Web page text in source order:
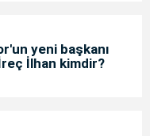
yeni başkanı
İlhan kimdir?